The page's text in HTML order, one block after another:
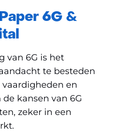
6G &
van 6G is het
te besteden
en
kansen van 6G
zeker in een